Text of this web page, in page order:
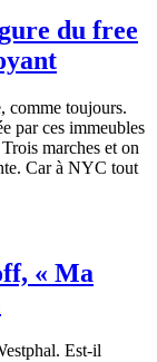
du free
comme toujours.
par ces immeubles
marches et on
Car à NYC tout
« Ma
Est-il